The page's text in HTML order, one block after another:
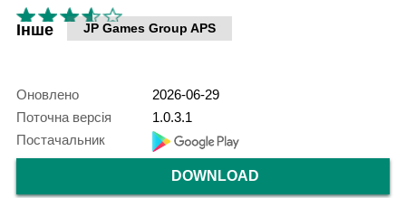
Інше JP Games Group APS
Оновлено
2026-06-29
Поточна версія
1.0.3.1
Постачальник
DOWNLOAD